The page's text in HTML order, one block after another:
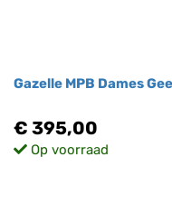
Gazelle MPB Dames
€ 395,00
Op voorraad